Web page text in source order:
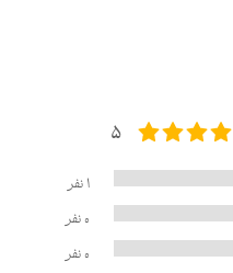
5
1نفر
0نفر
0نفر